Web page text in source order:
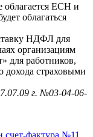
облагается ЕСН и
облагаться
НДФЛ для
организациям
для работников,
дохода страховыми
г. №03-04-06-
фактура №11